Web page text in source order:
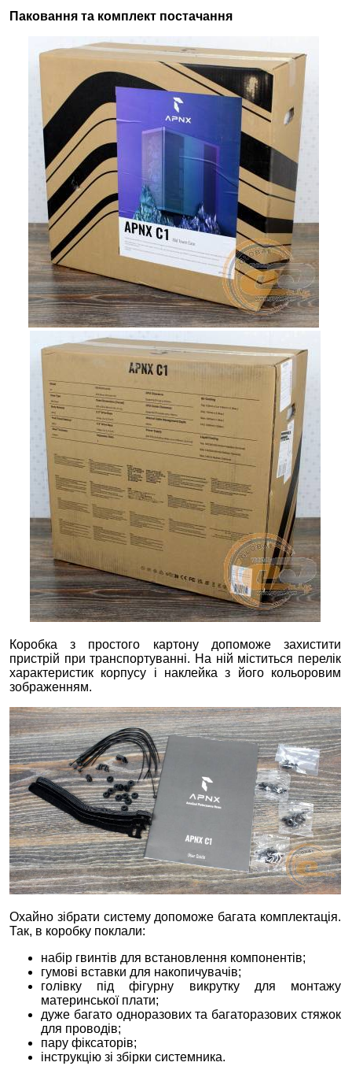
Паковання та комплект постачання
Коробка з простого картону допоможе захистити
пристрій при транспортуванні. На ній міститься перелік
характеристик корпусу і наклейка з його кольоровим
зображенням.
Охайно зібрати систему допоможе багата комплектація.
Так, в коробку поклали:
набір гвинтів для встановлення компонентів;
гумові вставки для накопичувачів;
голівку під фігурну викрутку для монтажу
материнської плати;
дуже багато одноразових та багаторазових стяжок
для проводів;
пару фіксаторів;
інструкцію зі збірки системника.